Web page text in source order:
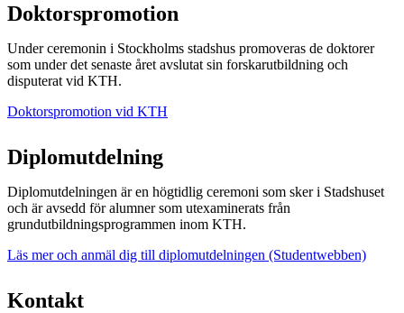
Doktorspromotion
Under ceremonin i Stockholms stadshus promoveras de doktorer
som under det senaste året avslutat sin forskarutbildning och
disputerat vid KTH.
Doktorspromotion vid KTH
Diplomutdelning
Diplomutdelningen är en högtidlig ceremoni som sker i Stadshuset
och är avsedd för alumner som utexaminerats från
grundutbildningsprogrammen inom KTH.
Läs mer och anmäl dig till diplomutdelningen (Studentwebben)
Kontakt